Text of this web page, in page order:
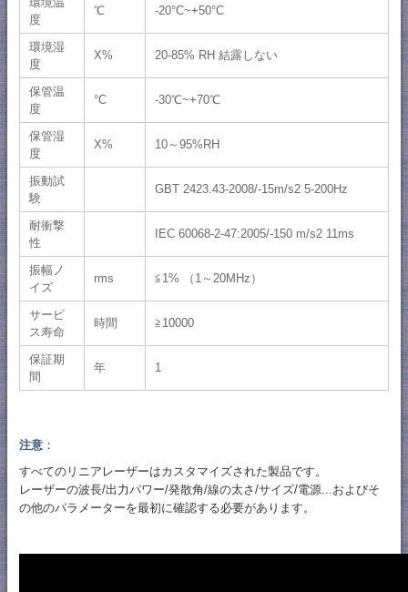
度
℃ -20°C~+50°C
環境湿
度
X% 20-85% RH 結露しない
保管温
度
°C -30℃~+70℃
保管湿
度
X% 10～95%RH
振動試
験
GBT 2423.43-2008/-15m/s2 5-200Hz
耐衝撃
性
IEC 60068-2-47:2005/-150 m/s2 11ms
振幅ノ
イズ
rms ≦1% （1～20MHz）
サービ
ス寿命
時間 ≧10000
保証期
間
年 1
注意：
すべてのリニアレーザーはカスタマイズされた製品です。
レーザーの波長/出力パワー/発散角/線の太さ/サイズ/電源...およびそ
の他のパラメーターを最初に確認する必要があります。